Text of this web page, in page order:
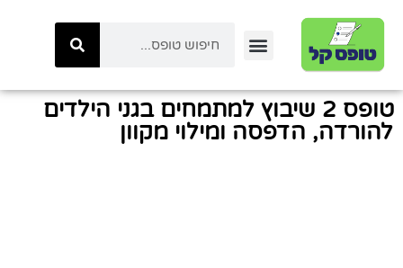
טופס 2 שיבוץ למתמחים בגני הילדים
להורדה, הדפסה ומילוי מקוון